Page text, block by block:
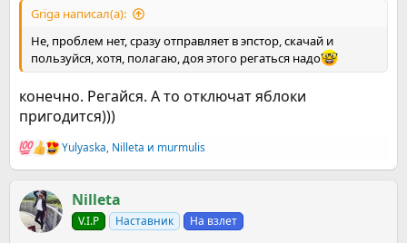
Griga написал(а):
Не, проблем нет, сразу отправляет в эпстор, скачай и
пользуйся, хотя, полагаю, доя этого регаться надо
конечно. Регайся. А то отключат яблоки
пригодится)))
Р
е
к
ц
и
Yulyaska, Nilleta и murmulis
Nilleta
V.I.P Наставник На взлет